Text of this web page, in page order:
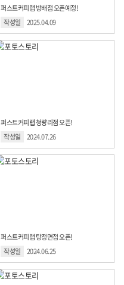
퍼스트커피랩 방배점 오픈예정!
작성일
2025.04.09
퍼스트커피랩 청량리점 오픈!
작성일
2024.07.26
퍼스트커피랩 탕정면점 오픈!
작성일
2024.06.25